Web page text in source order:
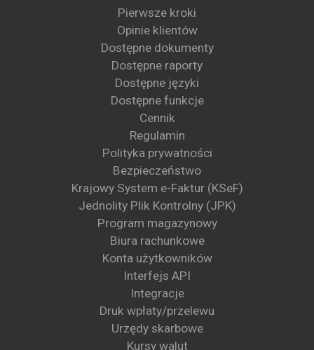
Pierwsze kroki
Opinie klientów
Dostępne dokumenty
Dostępne raporty
Dostępne języki
Dostępne funkcje
Cennik
Regulamin
Polityka prywatności
Bezpieczeństwo
Krajowy System e-Faktur (KSeF)
Jednolity Plik Kontrolny (JPK)
Program magazynowy
Biura rachunkowe
Konta użytkowników
Interfejs API
Integracje
Druk wpłaty/przelewu
Urzędy skarbowe
Kursy walut